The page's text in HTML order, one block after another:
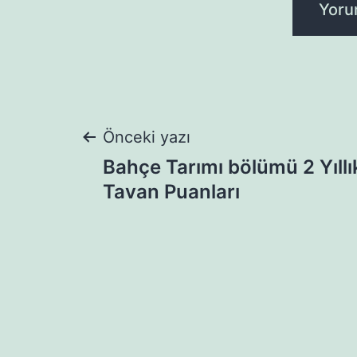
Yazı
gezinmesi
Önceki yazı
Bahçe Tarımı bölümü 2
Tavan Puanları